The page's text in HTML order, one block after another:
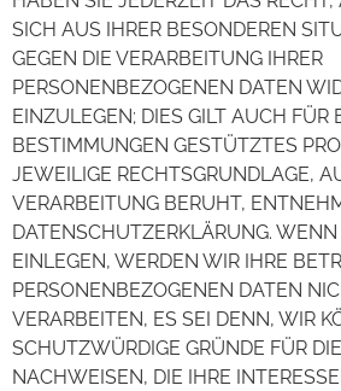
SICH AUS IHRER BESONDEREN
GEGEN DIE VERARBEITUNG IHRER
PERSONENBEZOGENEN DATEN
EINZULEGEN; DIES GILT AUCH FÜR
BESTIMMUNGEN GESTÜTZTES
JEWEILIGE RECHTSGRUNDLAGE,
VERARBEITUNG BERUHT,
DATENSCHUTZERKLÄRUNG.
EINLEGEN, WERDEN WIR IHRE
PERSONENBEZOGENEN DATEN
VERARBEITEN, ES SEI DENN, WIR
SCHUTZWÜRDIGE GRÜNDE FÜR
NACHWEISEN, DIE IHRE